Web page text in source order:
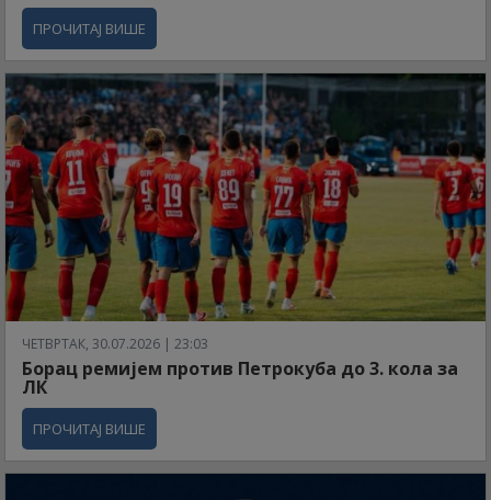
ПРОЧИТАЈ ВИШЕ
ЧЕТВРТАК, 30.07.2026 | 23:03
Борац ремијем против Петрокуба до 3. кола за
ЛК
ПРОЧИТАЈ ВИШЕ